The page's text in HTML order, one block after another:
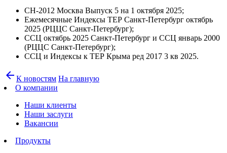
СН-2012 Москва Выпуск 5 на 1 октября 2025;
Ежемесячные Индексы ТЕР Санкт-Петербург октябрь
2025 (РЦЦС Санкт-Петербург);
ССЦ октябрь 2025 Санкт-Петербург и ССЦ январь 2000
(РЦЦС Санкт-Петербург);
ССЦ и Индексы к ТЕР Крыма ред 2017 3 кв 2025.
arrow_back К новостям На главную
О компании
Наши клиенты
Наши заслуги
Вакансии
Продукты